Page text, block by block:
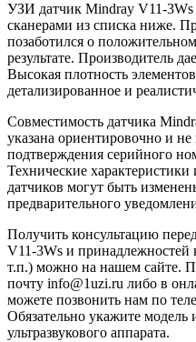
УЗИ датчик Mindray V11-
сканерами из списка ниже.
позаботился о
результате. Производитель
Высокая плотность
детализированное и
Совместимость датчика
указана ориентировочно и не
подтверждения серийного
Технические характеристики
датчиков могут быть
предварительного
Получить консультацию
V11-3Ws и принадлежностей
т.п.) можно на нашем сайте.
почту info@1uzi.ru либо в
можете позвонить нам по
Обязательно укажите
ультразвукового аппарата.